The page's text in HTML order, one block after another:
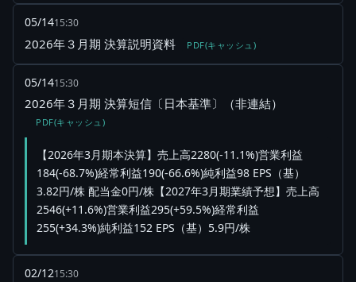
05/1415:30
2026年３月期 決算説明資料 PDF(キャッシュ)
05/1415:30
2026年３月期 決算短信〔日本基準〕（非連結）
PDF(キャッシュ)
【2026年3月期本決算】売上高2280(-11.1%)営業利益
184(-68.7%)経常利益190(-66.6%)純利益98 EPS（基）
3.82円/株 配当金0円/株【2027年3月期業績予想】売上高
2546(+11.6%)営業利益295(+59.5%)経常利益
255(+34.3%)純利益152 EPS（基）5.9円/株
02/1215:30